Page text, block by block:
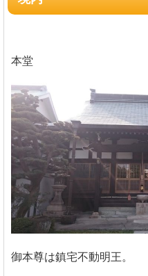
本堂
御本尊は鎮宅不動明王。